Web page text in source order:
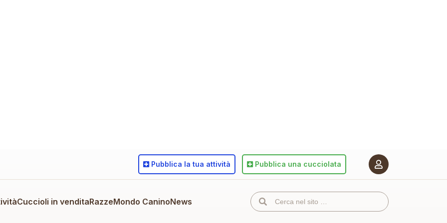
Cuccioli in venditaRazzeMondo CaninoNews
Pubblica la tua attività Pubblica una cucciolata